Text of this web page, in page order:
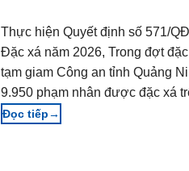
Thực hiện Quyết định số 571/
Đặc xá năm 2026, Trong đợt
tạm giam Công an tỉnh Quảng
9.950 phạm nhân được đặc xá
→